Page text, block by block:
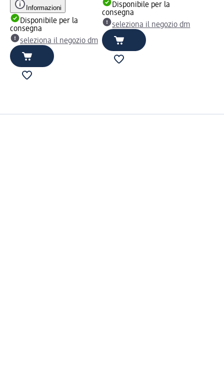
Informazioni
Disponibile per la
consegna
seleziona il negozio dm
Disponibile per la
consegna
seleziona il negozio dm